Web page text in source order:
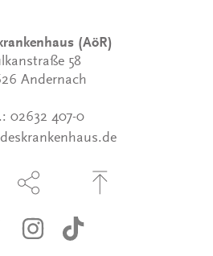
(AöR)
58
Andernach
02632 407-0